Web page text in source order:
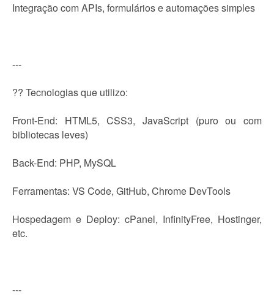
Integração com APIs, formulários e automações simples
---
?? Tecnologias que utilizo:
Front-End: HTML5, CSS3, JavaScript (puro ou com
bibliotecas leves)
Back-End: PHP, MySQL
Ferramentas: VS Code, GitHub, Chrome DevTools
Hospedagem e Deploy: cPanel, InfinityFree, Hostinger,
etc.
---